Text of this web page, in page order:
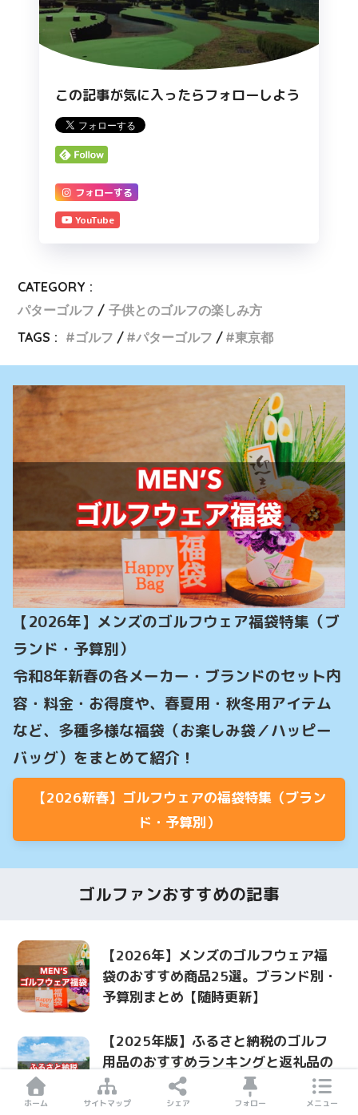
この記事が気に入ったらフォローしよう
フォローする
YouTube
CATEGORY :
パターゴルフ
子供とのゴルフの楽しみ方
TAGS :
ゴルフ パターゴルフ 東京都
【2026年】メンズのゴルフウェア福袋特集（ブ
ランド・予算別）
令和8年新春の各メーカー・ブランドのセット内
容・料金・お得度や、春夏用・秋冬用アイテム
など、多種多様な福袋（お楽しみ袋／ハッピー
バッグ）をまとめて紹介！
【2026新春】ゴルフウェアの福袋特集（ブラン
ド・予算別）
ゴルファンおすすめの記事
【2026年】メンズのゴルフウェア福
袋のおすすめ商品25選。ブランド別・
予算別まとめ【随時更新】
【2025年版】ふるさと納税のゴルフ
用品のおすすめランキングと返礼品の
全まとめ。ゴルフボール・クラブ・距
離計・プレー券など
ホーム サイトマップ シェア フォロー メニュー